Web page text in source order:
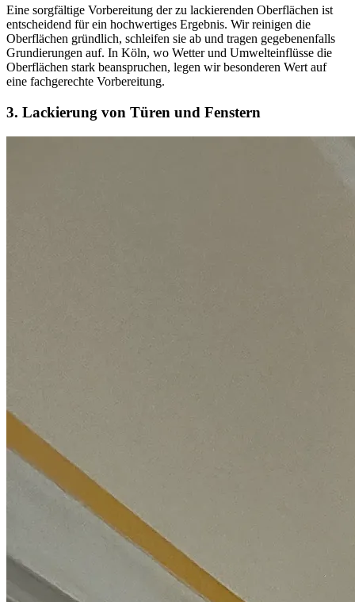
Eine sorgfältige Vorbereitung der zu lackierenden Oberflächen ist
entscheidend für ein hochwertiges Ergebnis. Wir reinigen die
Oberflächen gründlich, schleifen sie ab und tragen gegebenenfalls
Grundierungen auf. In Köln, wo Wetter und Umwelteinflüsse die
Oberflächen stark beanspruchen, legen wir besonderen Wert auf
eine fachgerechte Vorbereitung.
3. Lackierung von Türen und Fenstern